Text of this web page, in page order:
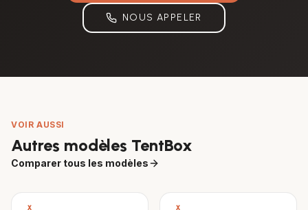
NOUS APPELER
VOIR AUSSI
Autres modèles TentBox
Comparer tous les modèles